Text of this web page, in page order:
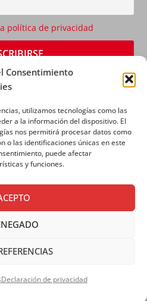
Consentimiento
utilizamos tecnologías como las
a la información del dispositivo. El
nos permitirá procesar datos como
o las identificaciones únicas en este
puede afectar
y funciones.
Declaración de privacidad
política de privacidad
DE PRIVACIDAD|